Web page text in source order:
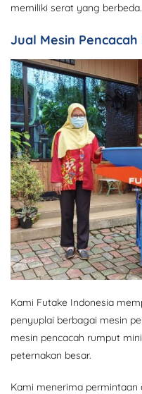
memiliki serat yang berbeda.
Jual Mesin
Kami Futake Indonesia
penyuplai berbagai mesin
mesin pencacah rumput
peternakan besar.
Kami menerima permintaan